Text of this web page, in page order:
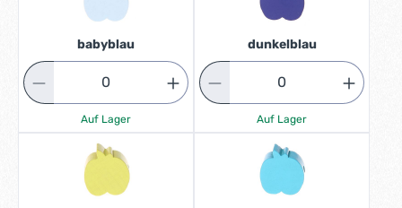
babyblau
Auf Lager
dunkelblau
Auf Lager